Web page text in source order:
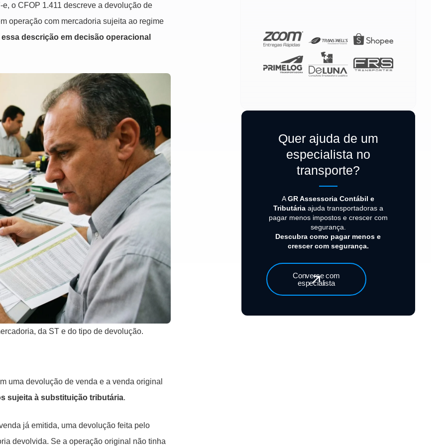
o CFOP 1.411 descreve a devolução de
operação com mercadoria sujeita ao regime
descrição em decisão operacional
da ST e do tipo de devolução.
uma devolução de venda e a venda original
sujeita à substituição tributária.
já emitida, uma devolução feita pelo
devolvida. Se a operação original não tinha
Quer ajuda de um
especialista no
transporte?
AGR Assessoria Contábil e
Tributáriaajuda transportadoras a
pagar menos impostos e crescer com
segurança.
Descubra como pagar menos e
crescer com segurança.
Converse com
especialista